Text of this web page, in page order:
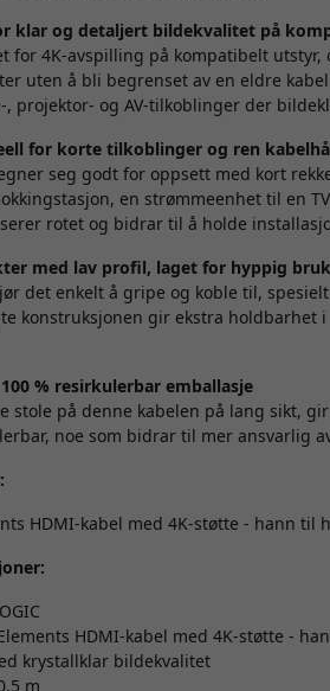
klar og detaljert bildekvalitet på
for 4K-avspilling på kompatibelt
uten å bli begrenset av en eldre
, projektor- og AV-tilkoblinger der
for korte tilkoblinger og ren
seg godt for oppsett med kort
en strømmeenhet til en
rotet og bidrar til å holde
med lav profil, laget for hyppig bruk
det enkelt å gripe og koble til,
konstruksjonen gir ekstra
% resirkulerbar emballasje
stole på denne kabelen på lang sikt,
noe som bidrar til mer ansvarlig
HDMI-kabel med 4K-støtte - hann til
HDMI-kabel med 4K-støtte -
krystallklar bildekvalitet
m